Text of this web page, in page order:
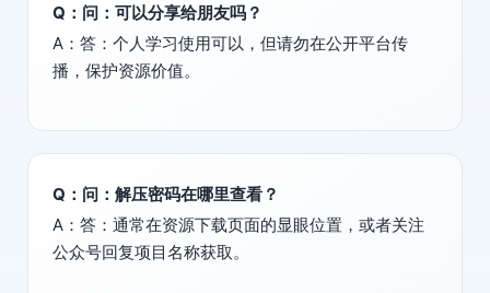
Q：问：可以分享给朋友吗？
A：答：个人学习使用可以，但请勿在公开平台传
播，保护资源价值。
Q：问：解压密码在哪里查看？
A：答：通常在资源下载页面的显眼位置，或者关注
公众号回复项目名称获取。